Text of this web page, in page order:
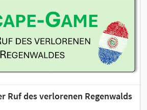
Ruf des verlorenen Regenwalds